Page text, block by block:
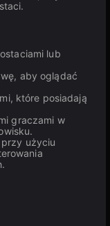
lub
aby oglądać
które posiadają
graczami w
przy użyciu